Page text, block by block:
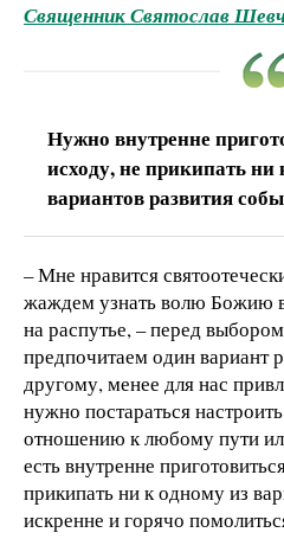
Священник Святослав
Нужно внутренне
исходу, не прикипать ни
вариантов развития
– Мне нравится
жаждем узнать волю Божию
на распутье, – перед
предпочитаем один вариант
другому, менее для нас
нужно постараться
отношению к любому пути
есть внутренне
прикипать ни к одному из
искренне и горячо